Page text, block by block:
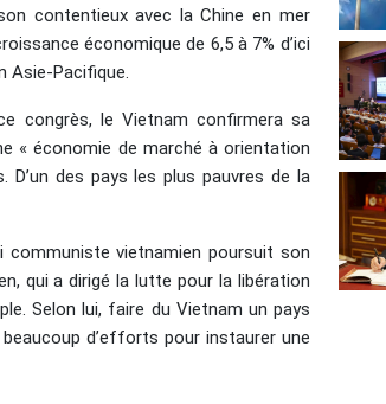
contentieux avec la Chine en mer
économique de 6,5 à 7% d’ici
Asie-Pacifique.
congrès, le Vietnam confirmera sa
« économie de marché à orientation
des pays les plus pauvres de la
communiste vietnamien poursuit son
qui a dirigé la lutte pour la libération
Selon lui, faire du Vietnam un pays
d’efforts pour instaurer une